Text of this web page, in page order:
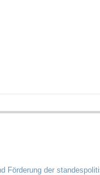
Förderung der